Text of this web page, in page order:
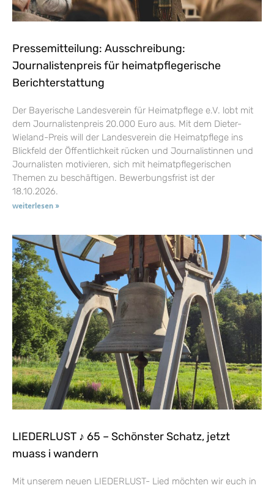
Pressemitteilung: Ausschreibung:
Journalistenpreis für heimatpflegerische
Berichterstattung
Der Bayerische Landesverein für Heimatpflege e.V. lobt mit
dem Journalistenpreis 20.000 Euro aus. Mit dem Dieter-
Wieland-Preis will der Landesverein die Heimatpflege ins
Blickfeld der Öffentlichkeit rücken und Journalistinnen und
Journalisten motivieren, sich mit heimatpflegerischen
Themen zu beschäftigen. Bewerbungsfrist ist der
18.10.2026.
weiterlesen »
LIEDERLUST ♪ 65 – Schönster Schatz, jetzt
muass i wandern
Mit unserem neuen LIEDERLUST- Lied möchten wir euch in